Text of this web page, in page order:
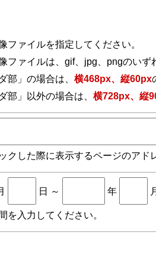
ファイルを指定してください。
ファイルは、gif、jpg、pngのいず
部」の場合は、 横468px、縦60px
部」以外の場合は、 横728px、縦
クした際に表示するページのアド
日 ～ 年
を入力してください。